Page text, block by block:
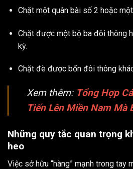
Chặt một quân bài số 2 hoặc
Chặt được một bộ ba đôi thông
kỳ.
Chặt đè được bốn đôi thông
Xem thêm: Tổng Hợp
Tiến Lên Miền Nam Mà
Những quy tắc quan trọng
heo
Việc sở hữu “hàng” mạnh trong tay